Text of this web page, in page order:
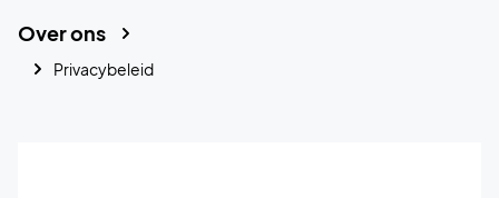
Over ons
Privacybeleid